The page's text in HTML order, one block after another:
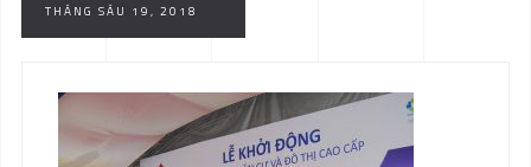
THÁNG SÁU 19, 2018